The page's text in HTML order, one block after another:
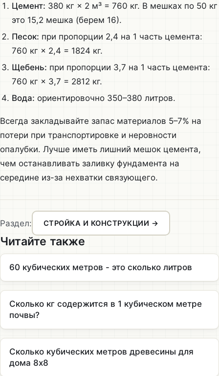
Цемент: 380 кг × 2 м³ = 760 кг. В мешках по 50 кг
это 15,2 мешка (берем 16).
Песок: при пропорции 2,4 на 1 часть цемента:
760 кг × 2,4 = 1824 кг.
Щебень: при пропорции 3,7 на 1 часть цемента:
760 кг × 3,7 = 2812 кг.
Вода: ориентировочно 350–380 литров.
Всегда закладывайте запас материалов 5–7% на
потери при транспортировке и неровности
опалубки. Лучше иметь лишний мешок цемента,
чем останавливать заливку фундамента на
середине из-за нехватки связующего.
Раздел: СТРОЙКА И КОНСТРУКЦИИ →
Читайте также
60 кубических метров - это сколько литров
Сколько кг содержится в 1 кубическом метре
почвы?
Сколько кубических метров древесины для
дома 8х8